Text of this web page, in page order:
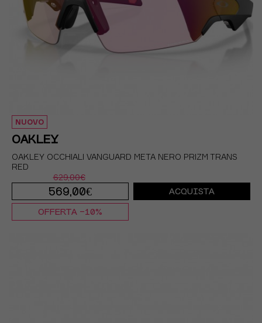
NUOVO
OAKLEY
OAKLEY OCCHIALI VANGUARD META NERO PRIZM TRANS
RED
629,00€
569,00€ ACQUISTA
OFFERTA -10%